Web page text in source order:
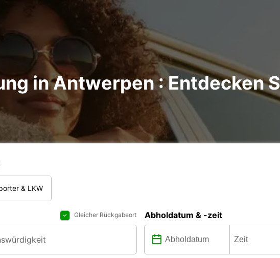
in Antwerpen : Entdecken
& LKW
Gleicher Rückgabeort Abholdatum & -zeit